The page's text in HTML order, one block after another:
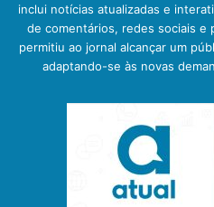
inclui notícias atualizadas e
de comentários, redes sociais e
permitiu ao jornal alcançar um
adaptando-se às novas